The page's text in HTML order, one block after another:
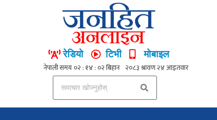
रेडियो टिभी मोबाइल